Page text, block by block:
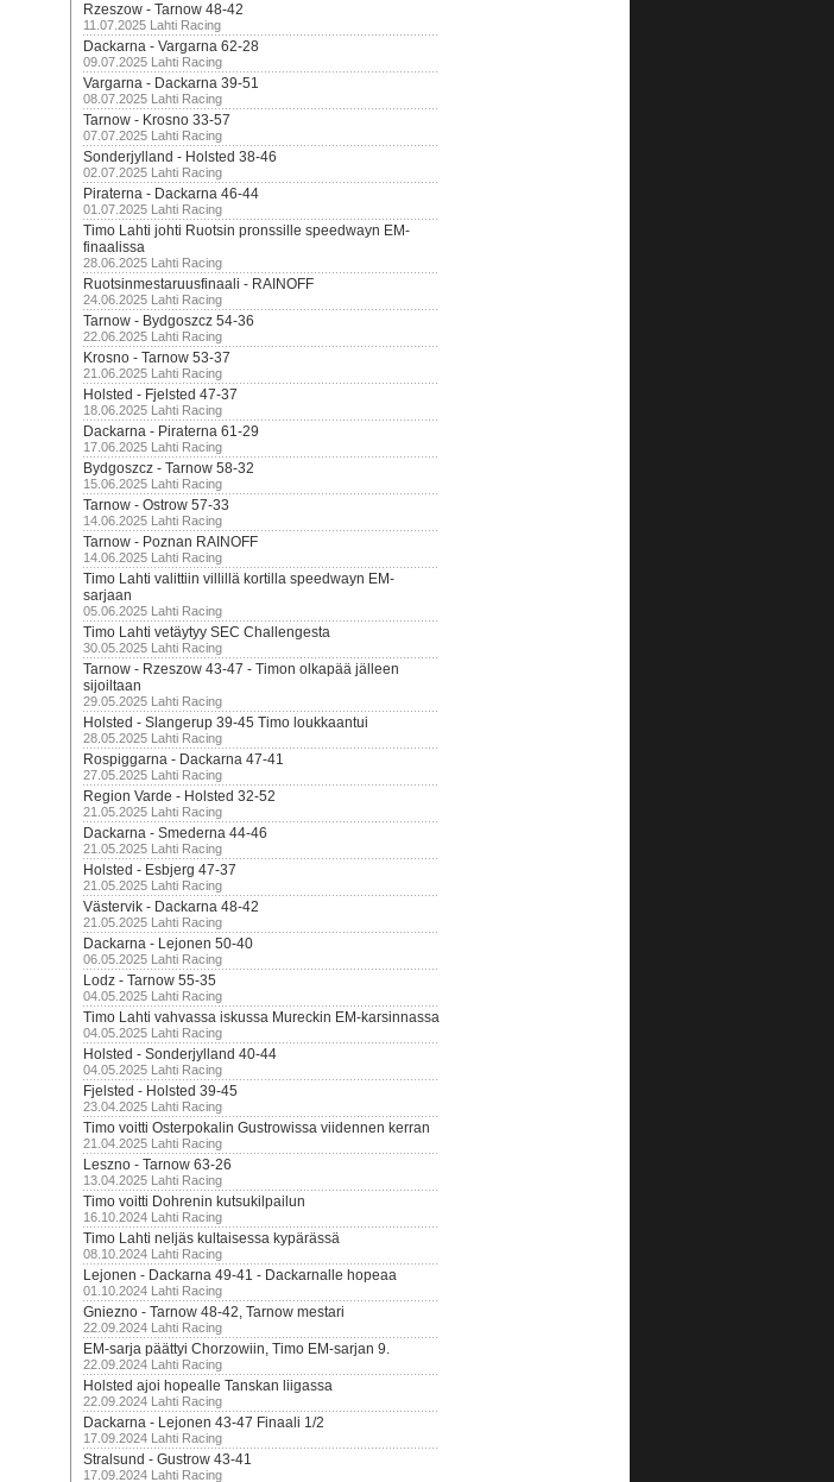
Rzeszow - Tarnow 48-42
11.07.2025 Lahti Racing
Dackarna - Vargarna 62-28
09.07.2025 Lahti Racing
Vargarna - Dackarna 39-51
08.07.2025 Lahti Racing
Tarnow - Krosno 33-57
07.07.2025 Lahti Racing
Sonderjylland - Holsted 38-46
02.07.2025 Lahti Racing
Piraterna - Dackarna 46-44
01.07.2025 Lahti Racing
Timo Lahti johti Ruotsin pronssille speedwayn EM-
finaalissa
28.06.2025 Lahti Racing
Ruotsinmestaruusfinaali - RAINOFF
24.06.2025 Lahti Racing
Tarnow - Bydgoszcz 54-36
22.06.2025 Lahti Racing
Krosno - Tarnow 53-37
21.06.2025 Lahti Racing
Holsted - Fjelsted 47-37
18.06.2025 Lahti Racing
Dackarna - Piraterna 61-29
17.06.2025 Lahti Racing
Bydgoszcz - Tarnow 58-32
15.06.2025 Lahti Racing
Tarnow - Ostrow 57-33
14.06.2025 Lahti Racing
Tarnow - Poznan RAINOFF
14.06.2025 Lahti Racing
Timo Lahti valittiin villillä kortilla speedwayn EM-
sarjaan
05.06.2025 Lahti Racing
Timo Lahti vetäytyy SEC Challengesta
30.05.2025 Lahti Racing
Tarnow - Rzeszow 43-47 - Timon olkapää jälleen
sijoiltaan
29.05.2025 Lahti Racing
Holsted - Slangerup 39-45 Timo loukkaantui
28.05.2025 Lahti Racing
Rospiggarna - Dackarna 47-41
27.05.2025 Lahti Racing
Region Varde - Holsted 32-52
21.05.2025 Lahti Racing
Dackarna - Smederna 44-46
21.05.2025 Lahti Racing
Holsted - Esbjerg 47-37
21.05.2025 Lahti Racing
Västervik - Dackarna 48-42
21.05.2025 Lahti Racing
Dackarna - Lejonen 50-40
06.05.2025 Lahti Racing
Lodz - Tarnow 55-35
04.05.2025 Lahti Racing
Timo Lahti vahvassa iskussa Mureckin EM-karsinnassa
04.05.2025 Lahti Racing
Holsted - Sonderjylland 40-44
04.05.2025 Lahti Racing
Fjelsted - Holsted 39-45
23.04.2025 Lahti Racing
Timo voitti Osterpokalin Gustrowissa viidennen kerran
21.04.2025 Lahti Racing
Leszno - Tarnow 63-26
13.04.2025 Lahti Racing
Timo voitti Dohrenin kutsukilpailun
16.10.2024 Lahti Racing
Timo Lahti neljäs kultaisessa kypärässä
08.10.2024 Lahti Racing
Lejonen - Dackarna 49-41 - Dackarnalle hopeaa
01.10.2024 Lahti Racing
Gniezno - Tarnow 48-42, Tarnow mestari
22.09.2024 Lahti Racing
EM-sarja päättyi Chorzowiin, Timo EM-sarjan 9.
22.09.2024 Lahti Racing
Holsted ajoi hopealle Tanskan liigassa
22.09.2024 Lahti Racing
Dackarna - Lejonen 43-47 Finaali 1/2
17.09.2024 Lahti Racing
Stralsund - Gustrow 43-41
17.09.2024 Lahti Racing